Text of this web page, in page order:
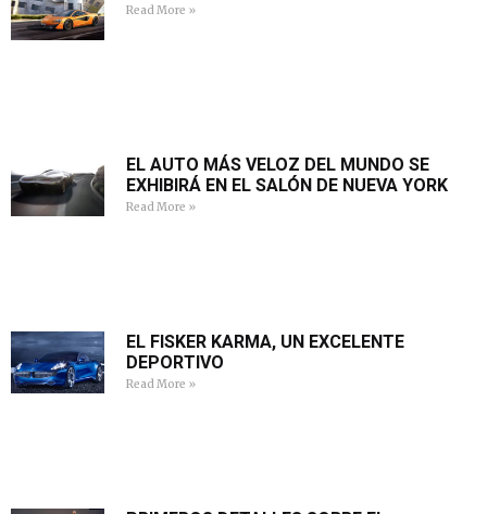
Read More »
EL AUTO MÁS VELOZ DEL MUNDO SE
EXHIBIRÁ EN EL SALÓN DE NUEVA YORK
Read More »
EL FISKER KARMA, UN EXCELENTE
DEPORTIVO
Read More »